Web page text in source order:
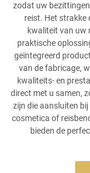
zodat uw
reist. Het strakke
kwaliteit van uw
praktische
geïntegreerd
van de fabricage,
kwaliteits- en
direct met u samen,
zijn die aansluiten
cosmetica of
bieden de